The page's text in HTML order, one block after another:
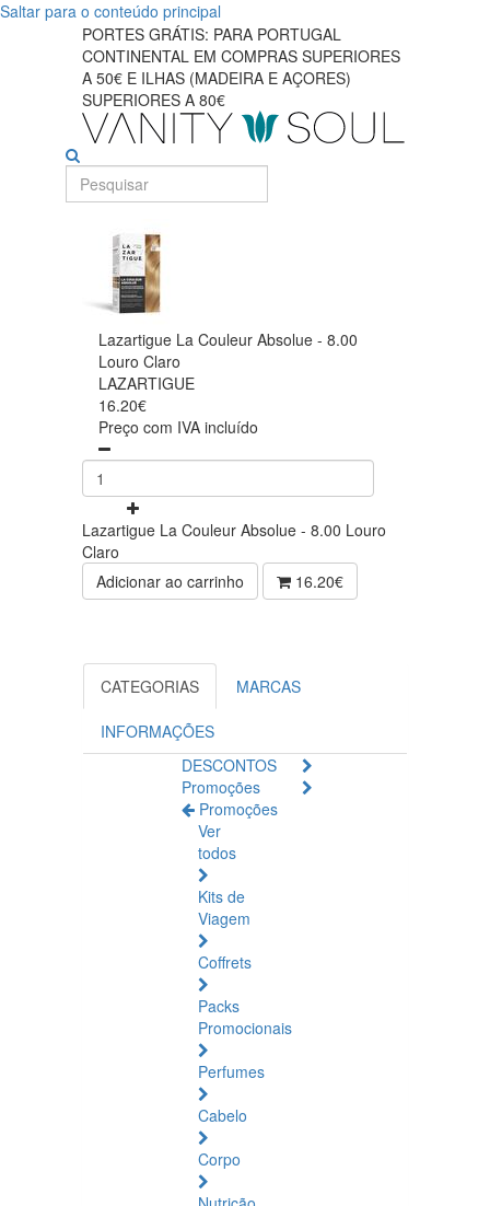
Saltar para o conteúdo principal
PORTES GRÁTIS: PARA PORTUGAL
CONTINENTAL EM COMPRAS SUPERIORES
A 50€ E ILHAS (MADEIRA E AÇORES)
SUPERIORES A 80€
Lazartigue La Couleur Absolue - 8.00
Louro Claro
LAZARTIGUE
16.20€
Preço com IVA incluído
Lazartigue La Couleur Absolue - 8.00 Louro
Claro
Adicionar ao carrinho
16.20€
CATEGORIAS MARCAS
INFORMAÇÕES
DESCONTOS
Promoções
Promoções
Ver
todos
Kits de
Viagem
Coffrets
Packs
Promocionais
Perfumes
Cabelo
Corpo